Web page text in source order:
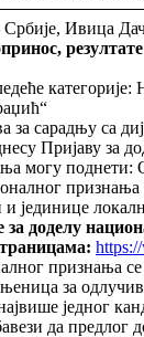
Ивица
сарадњу са
Пријаву за
могу поднети:
јединице
доделу
признања
за
једног
да предлог